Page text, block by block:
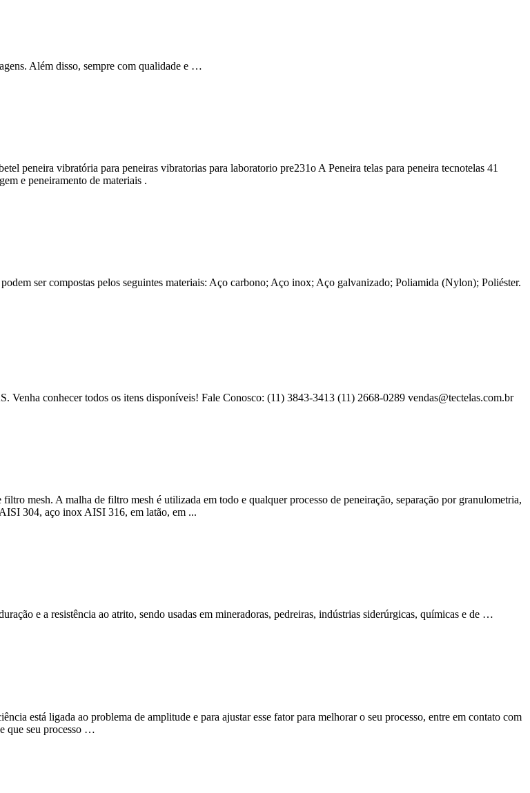
Além disso, sempre com qualidade e …
peneira vibratória para peneiras vibratorias para laboratorio pre231o A Peneira telas para peneira tecnotelas 41
e peneiramento de materiais .
ser compostas pelos seguintes materiais: Aço carbono; Aço inox; Aço galvanizado; Poliamida (Nylon); Poliéster.
Venha conhecer todos os itens disponíveis! Fale Conosco: (11) 3843-3413 (11) 2668-0289 vendas@tectelas.com.br
mesh. A malha de filtro mesh é utilizada em todo e qualquer processo de peneiração, separação por granulometria,
304, aço inox AISI 316, em latão, em ...
e a resistência ao atrito, sendo usadas em mineradoras, pedreiras, indústrias siderúrgicas, químicas e de …
está ligada ao problema de amplitude e para ajustar esse fator para melhorar o seu processo, entre em contato com
que seu processo …